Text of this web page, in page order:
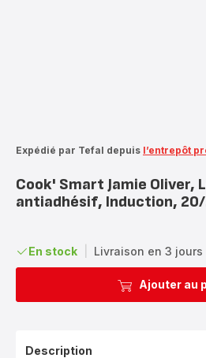
Expédié par Tefal depuis l’entrepôt
Cook' Smart Jamie Oliver,
antiadhésif, Induction,
En stock Livraison en 3 jours
Ajouter au
Description